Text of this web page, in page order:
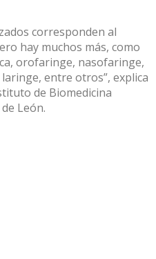
corresponden al
hay muchos más, como
orofaringe, nasofaringe,
entre otros”, explica
de Biomedicina
León.